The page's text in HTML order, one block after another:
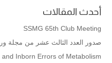
أحدث المقالات
SSMG 65th Club Meeting
صدور العدد الثالث عشر من مجلة
Inborn Errors of Metabolism